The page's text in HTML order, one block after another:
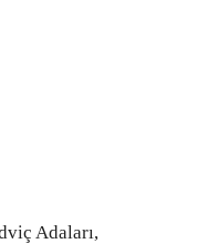
Adaları,